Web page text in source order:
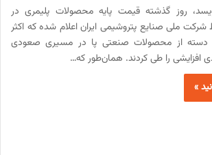
روز گذشته قیمت پایه محصولات پلیمری در
ملی صنایع پتروشیمی ایران اعلام شده که اکثر
دسته از محصولات صنعتی پا در مسیری صعودی
افزایشی را طی کردند. همان‌طور که…
»